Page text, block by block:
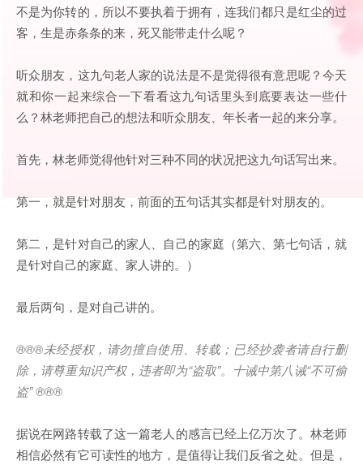
不是为你转的，所以不要执着于拥有，连我们都只是红尘的过
客，生是赤条条的来，死又能带走什么呢？
听众朋友，这九句老人家的说法是不是觉得很有意思呢？今天
就和你一起来综合一下看看这九句话里头到底要表达一些什
么？林老师把自己的想法和听众朋友、年长者一起的来分享。
首先，林老师觉得他针对三种不同的状况把这九句话写出来。
第一，就是针对朋友，前面的五句话其实都是针对朋友的。
第二，是针对自己的家人、自己的家庭（第六、第七句话，就
是针对自己的家庭、家人讲的。）
最后两句，是对自己讲的。
®®®未经授权，请勿擅自使用、转载；已经抄袭者请自行删
除，请尊重知识产权，违者即为“盗取”。十诫中第八诫“不可偷
盗” ®®®
据说在网路转载了这一篇老人的感言已经上亿万次了。林老师
相信必然有它可读性的地方，是值得让我们反省之处。但是，